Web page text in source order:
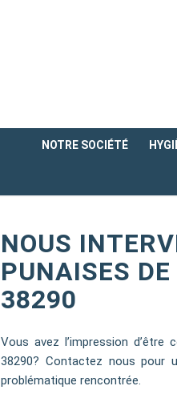
NOTRE SOCIÉTÉ
NOUS
PUNAISES
38290
Vous avez l’impression
38290? Contactez nous pour
problématique rencontrée.